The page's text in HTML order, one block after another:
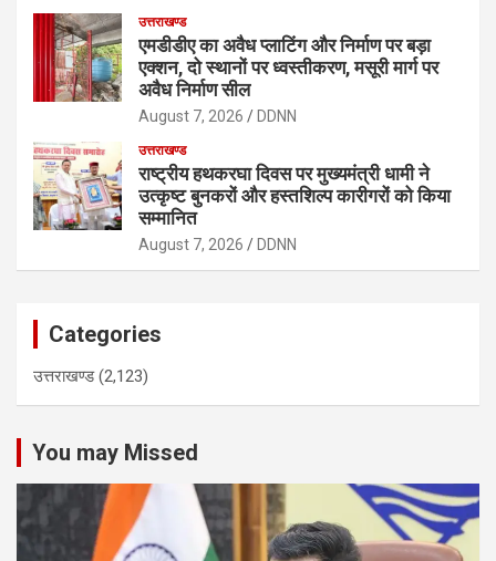
उत्तराखण्ड
एमडीडीए का अवैध प्लाटिंग और निर्माण पर बड़ा
एक्शन, दो स्थानों पर ध्वस्तीकरण, मसूरी मार्ग पर
अवैध निर्माण सील
August 7, 2026 DDNN
उत्तराखण्ड
राष्ट्रीय हथकरघा दिवस पर मुख्यमंत्री धामी ने
उत्कृष्ट बुनकरों और हस्तशिल्प कारीगरों को किया
सम्मानित
August 7, 2026 DDNN
Categories
उत्तराखण्ड(2,123)
You may Missed